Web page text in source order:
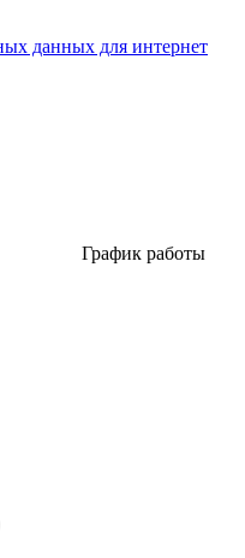
данных для интернет
График работы